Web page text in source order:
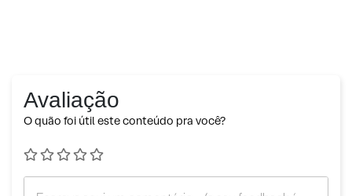
Avaliação
O quão foi útil este conteúdo pra você?